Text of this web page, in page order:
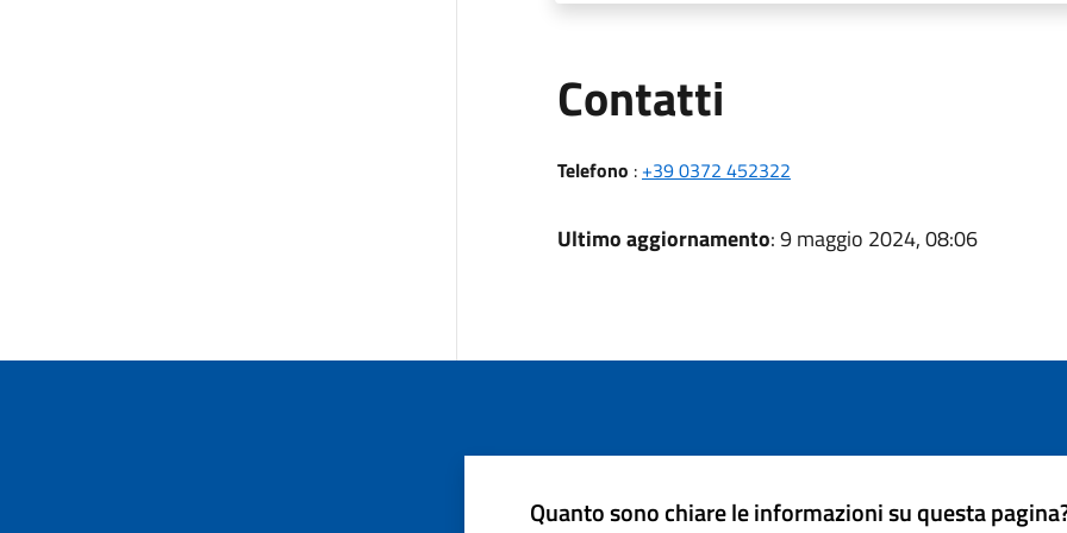
Contatti
Telefono : +39 0372 452322
Ultimo aggiornamento: 9 maggio 2024, 08:06
Quanto sono chiare le informazioni su questa